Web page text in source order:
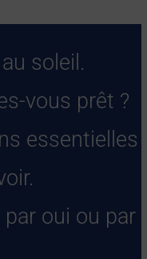
soleil.
vous prêt ?
essentielles
oui ou par